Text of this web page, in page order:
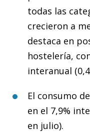
todas las
crecieron a
destaca en
hostelería,
interanual
El consumo
en el 7,9%
en julio).